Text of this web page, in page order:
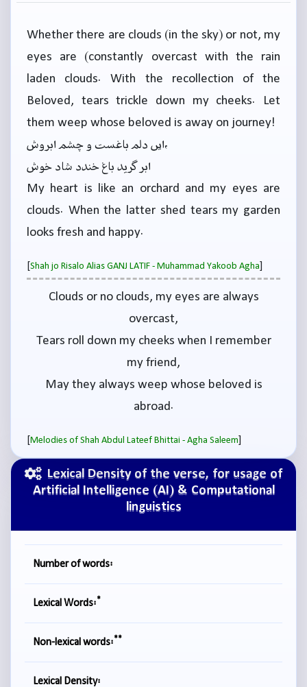
Lexical Density of the verse, for usage of
Artificial Intelligence (AI) & Computational
linguistics
Number of words:
Lexical Words:*
Non-lexical words:**
Lexical Density:
Whether there are clouds (in the sky) or not, my
eyes are (constantly overcast with the rain
laden clouds. With the recollection of the
Beloved, tears trickle down my cheeks. Let
them weep whose beloved is away on journey!
ایں دلم باغست و چشم ابروش،
ابر گرید باغ خندد شاد خوش
My heart is like an orchard and my eyes are
clouds. When the latter shed tears my garden
looks fresh and happy.
[Shah jo Risalo Alias GANJ LATIF - Muhammad Yakoob Agha
Clouds or no clouds, my eyes are always
overcast,
Tears roll down my cheeks when I remember
my friend,
May they always weep whose beloved is
abroad.
[Melodies of Shah Abdul Lateef Bhittai - Agha Saleem